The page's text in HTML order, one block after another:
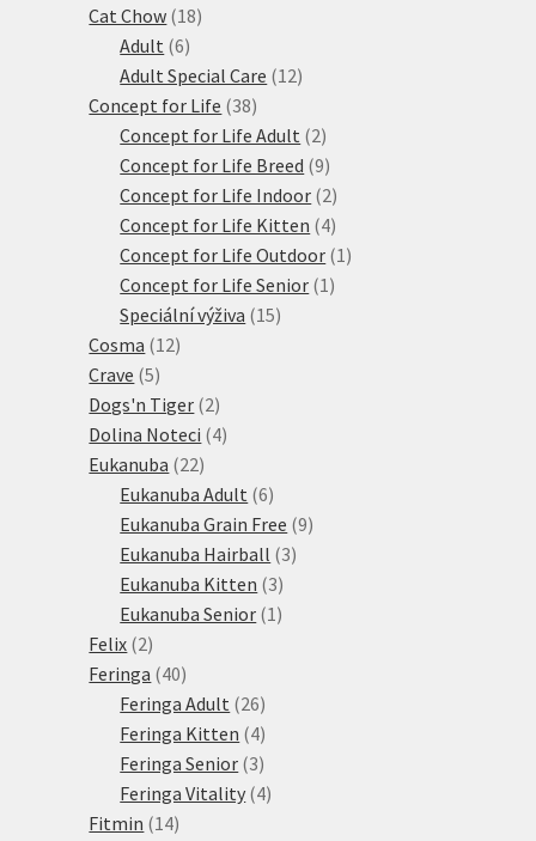
Cat Chow 1818
Adult 66
produktů
Adult Special Care 1212
Concept for Life 3838
produktů
Concept for Life Adult 22
produkty
Concept for Life Breed 99
produktů
Concept for Life Indoor 22
produkty
Concept for Life Kitten 44
produkty
Concept for Life Outdoor 1 1
Concept for Life Senior 1 1
Speciální výživa 1515
Cosma 1212
Crave 55
produktů
Dogs'n Tiger 22
produkty
Dolina Noteci 44
Eukanuba 2222
produktů
Eukanuba Adult 66
produktů
Eukanuba Grain Free 99
Eukanuba Hairball 33
Eukanuba Kitten 33
produkty
Eukanuba Senior 1 1
Felix 22
produkty
Feringa 4040
produktů
Feringa Adult 2626
produktů
Feringa Kitten 44
produkty
Feringa Senior 33
produkty
Feringa Vitality 44
Fitmin 1414